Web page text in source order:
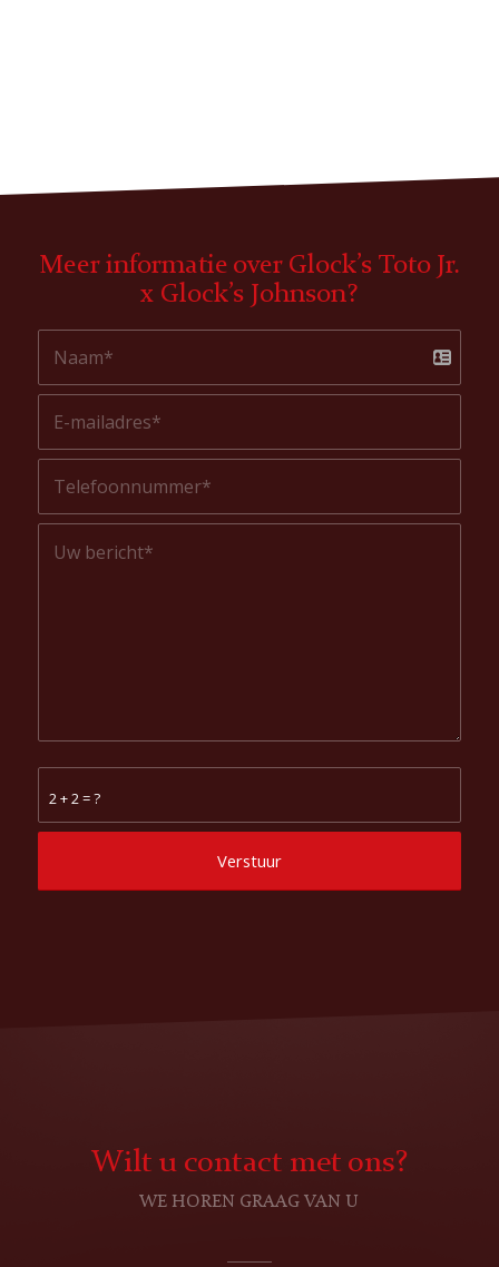
Meer informatie over Glock’s Toto Jr.
x Glock’s Johnson?
2 + 2 = ?
Wilt u contact met ons?
WE HOREN GRAAG VAN U